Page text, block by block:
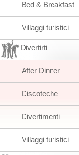
Bed & Breakfast
Villaggi turistici
Divertirti
After Dinner
Discoteche
Divertimenti
Villaggi turistici